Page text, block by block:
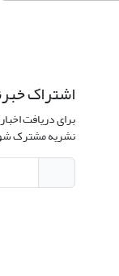
اشتراک
برای دریافت
نشریه مشترک